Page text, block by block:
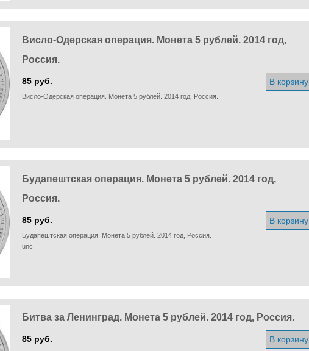
Висло-Одерская операция. Монета 5 рублей. 2014 год,
Россия.
85 руб. В корзину
Висло-Одерская операция. Монета 5 рублей. 2014 год, Россия.
Будапештская операция. Монета 5 рублей. 2014 год,
Россия.
85 руб. В корзину
Будапештская операция. Монета 5 рублей. 2014 год, Россия.
unc
Битва за Ленинград. Монета 5 рублей. 2014 год, Россия.
85 руб. В корзину